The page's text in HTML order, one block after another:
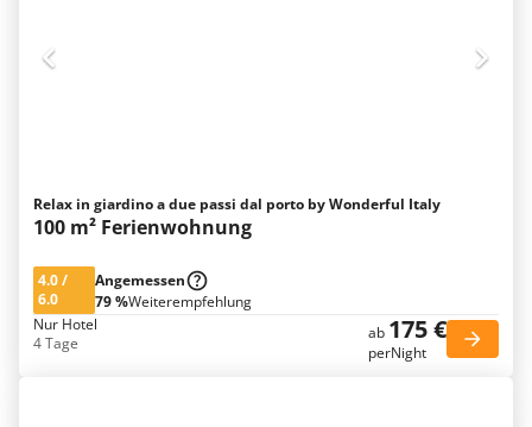
Relax in giardino a due passi dal porto by Wonderful Italy
100 m² Ferienwohnung
4.0/
6.0
Angemessen
79 %Weiterempfehlung
Nur Hotel
4 Tage
ab 175 €
perNight